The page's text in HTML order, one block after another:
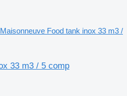
Maisonneuve Food tank inox 33 m3 /
33 m3 / 5 comp